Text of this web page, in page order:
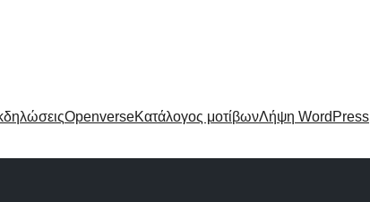
OpenverseΚατάλογος μοτίβωνΛήψη WordPress